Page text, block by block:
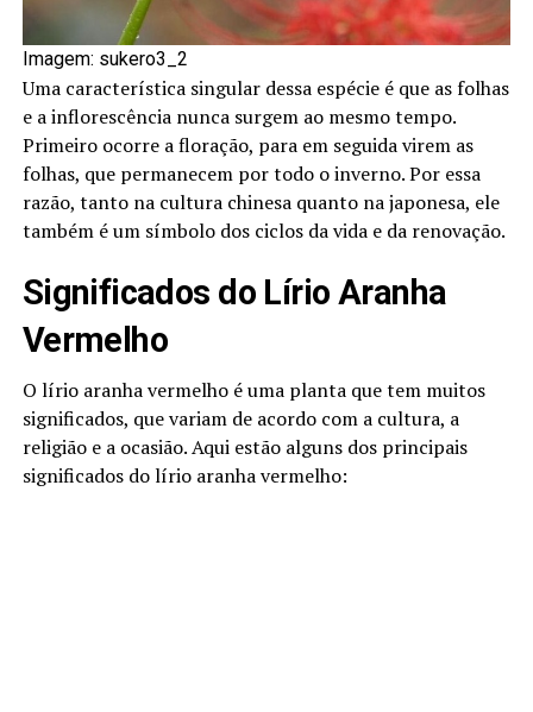
Imagem: sukero3_2
Uma característica singular dessa espécie é que as folhas
e a inflorescência nunca surgem ao mesmo tempo.
Primeiro ocorre a floração, para em seguida virem as
folhas, que permanecem por todo o inverno. Por essa
razão, tanto na cultura chinesa quanto na japonesa, ele
também é um símbolo dos ciclos da vida e da renovação.
Significados do Lírio Aranha
Vermelho
O lírio aranha vermelho é uma planta que tem muitos
significados, que variam de acordo com a cultura, a
religião e a ocasião. Aqui estão alguns dos principais
significados do lírio aranha vermelho: